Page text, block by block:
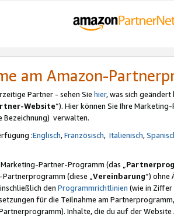
am Amazon-
Partner - sehen Sie hier, was sich geändert
Website“). Hier können Sie Ihre
Bezeichnung) verwalten.
:Englisch,Französisch, Italienisch,
Partner-Programm (das „
(diese „Vereinbarung“) ohne
den Programmrichtlinien (wie in Ziffer
für die Teilnahme am
Inhalte, die du auf der